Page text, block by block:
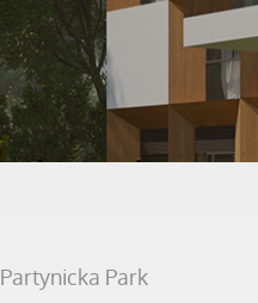
Partynicka Park